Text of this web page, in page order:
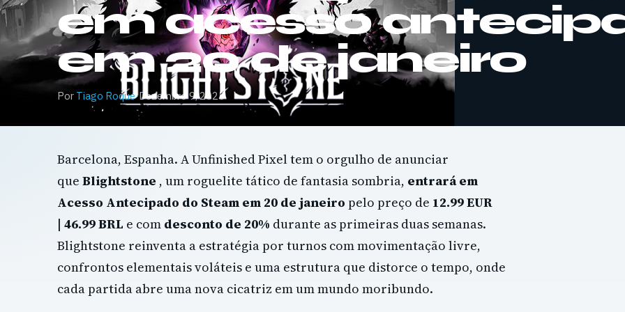
em acesso
em 20 de janeiro
Por Tiago Roque·Dezembro 9, 2025
Barcelona, ​​Espanha. A Unfinished Pixel tem o orgulho de anunciar
que Blightstone , um roguelite tático de fantasia sombria, entrará em
Acesso Antecipado do Steam em 20 de janeiro pelo preço de 12.99 EUR
| 46.99 BRL e com desconto de 20% durante as primeiras duas semanas.
Blightstone reinventa a estratégia por turnos com movimentação livre,
confrontos elementais voláteis e uma estrutura que distorce o tempo, onde
cada partida abre uma nova cicatriz em um mundo moribundo.